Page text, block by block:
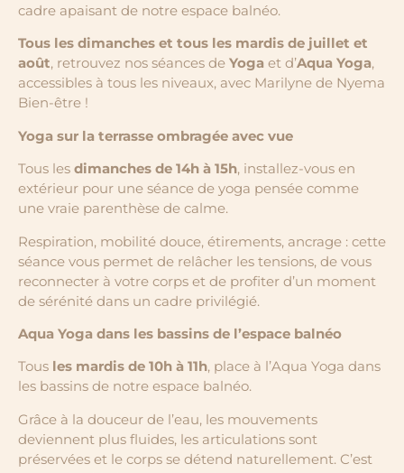
cadre apaisant de notre espace balnéo.
Tous les dimanches et tous les mardis de juillet et
août, retrouvez nos séances de Yoga et d’Aqua Yoga,
accessibles à tous les niveaux, avec Marilyne de Nyema
Bien-être !
Yoga sur la terrasse ombragée avec vue
Tous les dimanches de 14h à 15h, installez-vous en
extérieur pour une séance de yoga pensée comme
une vraie parenthèse de calme.
Respiration, mobilité douce, étirements, ancrage : cette
séance vous permet de relâcher les tensions, de vous
reconnecter à votre corps et de profiter d’un moment
de sérénité dans un cadre privilégié.
Aqua Yoga dans les bassins de l’espace balnéo
Tous les mardis de 10h à 11h, place à l’Aqua Yoga dans
les bassins de notre espace balnéo.
Grâce à la douceur de l’eau, les mouvements
deviennent plus fluides, les articulations sont
préservées et le corps se détend naturellement. C’est